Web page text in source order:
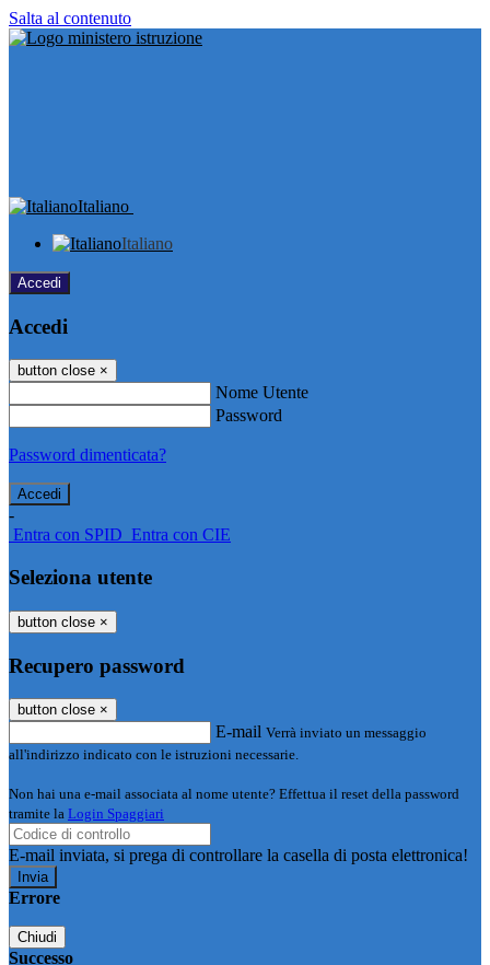
Salta al contenuto
Italiano
Italiano
Accedi
Accedi
button close ×
Nome Utente
Password
Password dimenticata?
-
Entra con SPID Entra con CIE
Seleziona utente
button close ×
Recupero password
button close ×
E-mail Verrà inviato un messaggio
all'indirizzo indicato con le istruzioni necessarie.
Non hai una e-mail associata al nome utente? Effettua il reset della password
tramite la Login Spaggiari
E-mail inviata, si prega di controllare la casella di posta elettronica!
Errore
Chiudi
Successo